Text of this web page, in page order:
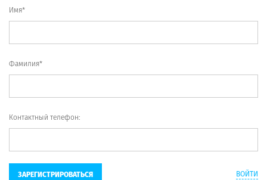
Имя*
Фамилия*
Контактный телефон:
ЗАРЕГИСТРИРОВАТЬСЯ ВОЙТИ